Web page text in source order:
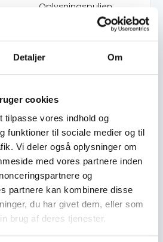
Detaljer Om
cookies
tilpasse vores indhold og
funktioner til sociale medier og til
Vi deler også oplysninger om
med vores partnere inden
og
partnere kan kombinere disse
du har givet dem, eller som
brug af deres tjenester.
Oplysningspuljen
Oplysningsaktivitet
(under 10.000 kr.)
Goal 5: Gender Equality
Goal 16: Peace, Justice
and Strong Institutions
Denmark
festivalen holder vi 'åbent hus' i